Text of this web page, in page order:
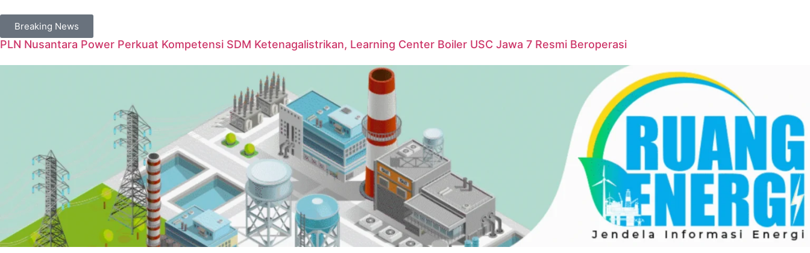
Breaking News
PLN Nusantara Power Perkuat Kompetensi SDM Ketenagalistrikan, Learning Center Boiler USC Jawa 7 Resmi Beroperasi